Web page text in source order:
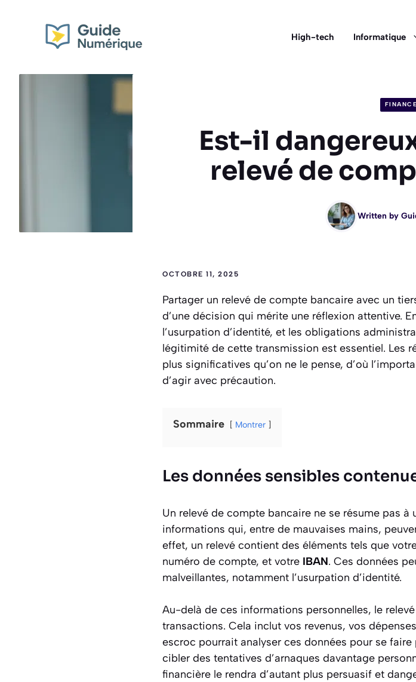
High-tech Informatique
FINANCE
Est-il
relevé de
Written by
OCTOBRE 11, 2025
Partager un relevé de compte bancaire avec un
d’une décision qui mérite une réflexion attentive.
l’usurpation d’identité, et les obligations
légitimité de cette transmission est essentiel. Les
plus significatives qu’on ne le pense, d’où
d’agir avec précaution.
Sommaire Montrer
Les données sensibles
Un relevé de compte bancaire ne se résume pas
informations qui, entre de mauvaises mains,
effet, un relevé contient des éléments tels que
numéro de compte, et votre IBAN. Ces données
malveillantes, notamment l’usurpation d’identité.
Au-delà de ces informations personnelles, le
transactions. Cela inclut vos revenus, vos
escroc pourrait analyser ces données pour se
cibler des tentatives d’arnaques davantage
financière le rendra d’autant plus persuasif et